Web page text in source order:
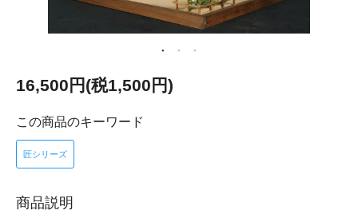
16,500円(税1,500円)
この商品のキーワード
匠シリーズ
商品説明